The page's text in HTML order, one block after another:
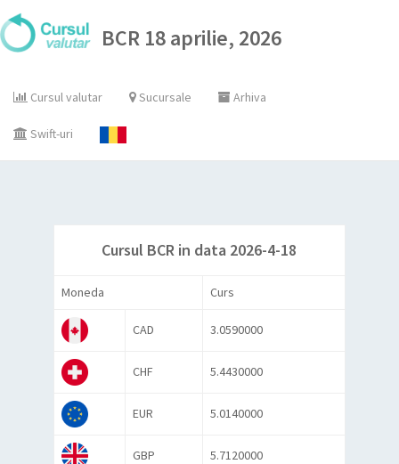
BCR 18 aprilie, 2026
Cursul valutar Sucursale Arhiva
Swift-uri
Cursul BCR in data 2026-4-18
Moneda Curs
CAD 3.0590000
CHF 5.4430000
EUR 5.0140000
GBP 5.7120000